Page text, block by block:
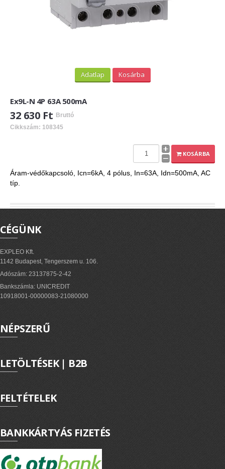
Adatlap Kosárba
Ex9L-N 4P 63A 500mA
32 630 Ft Bruttó
Cikkszám: 108345
KOSÁRBA
Áram-védőkapcsoló, Icn=6kA, 4 pólus, In=63A, Idn=500mA, AC
típ.
CÉGÜNK
EXPLEO Kft.
1142 Budapest, Tengerszem u. 106.
Adószám: 23137875-2-42
Bankszámla: UNICREDIT
10918001-00000083-21080000
NÉPSZERŰ
LETÖLTÉSEK | B2B
FELTÉTELEK
BANKKÁRTYÁS FIZETÉS